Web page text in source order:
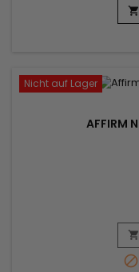

Nicht auf Lager
AFFIRM

